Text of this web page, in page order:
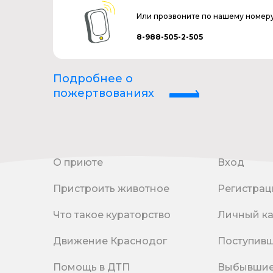
Или прозвоните по нашему
8-988-505-2-505
Подробнее о
пожертвованиях
О приюте
Пристроить животное
Что такое кураторство
Движение Краснодог
Помощь в ДТП
Вход
Личный